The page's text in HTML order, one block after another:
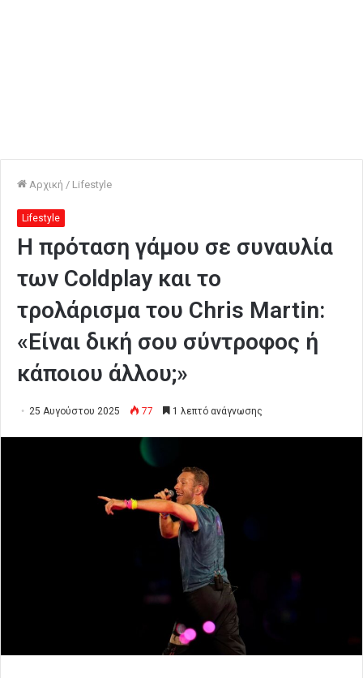
Αρχική / Lifestyle
Lifestyle
Η πρόταση γάμου σε συναυλία
των Coldplay και το
τρολάρισμα του Chris Martin:
«Είναι δική σου σύντροφος ή
κάποιου άλλου;»
25 Αυγούστου 2025 77 1 λεπτό ανάγνωσης